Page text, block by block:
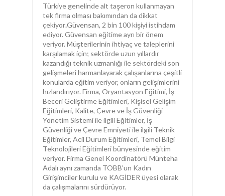
Türkiye genelinde alt taşeron kullanmayan
tek firma olması bakımından da dikkat
çekiyor.Güvensan, 2 bin 100 kişiyi istihdam
ediyor. Güvensan eğitime ayrı bir önem
veriyor. Müşterilerinin ihtiyaç ve taleplerini
karşılamak için; sektörde uzun yıllardır
kazandığı teknik uzmanlığı ile sektördeki son
gelişmeleri harmanlayarak çalışanlarına çeşitli
konularda eğitim veriyor, onların gelişimlerini
hızlandırıyor. Firma, Oryantasyon Eğitimi, İş-
Beceri Geliştirme Eğitimleri, Kişisel Gelişim
Eğitimleri, Kalite, Çevre ve İş Güvenliği
Yönetim Sistemi ile ilgili Eğitimler, İş
Güvenliği ve Çevre Emniyeti ile ilgili Teknik
Eğitimler, Acil Durum Eğitimleri, Temel Bilgi
Teknolojileri Eğitimleri bünyesinde eğitim
veriyor. Firma Genel Koordinatörü Münteha
Adalı aynı zamanda TOBB’un Kadın
Girişimciler kurulu ve KAGİDER üyesi olarak
da çalışmalarını sürdürüyor.